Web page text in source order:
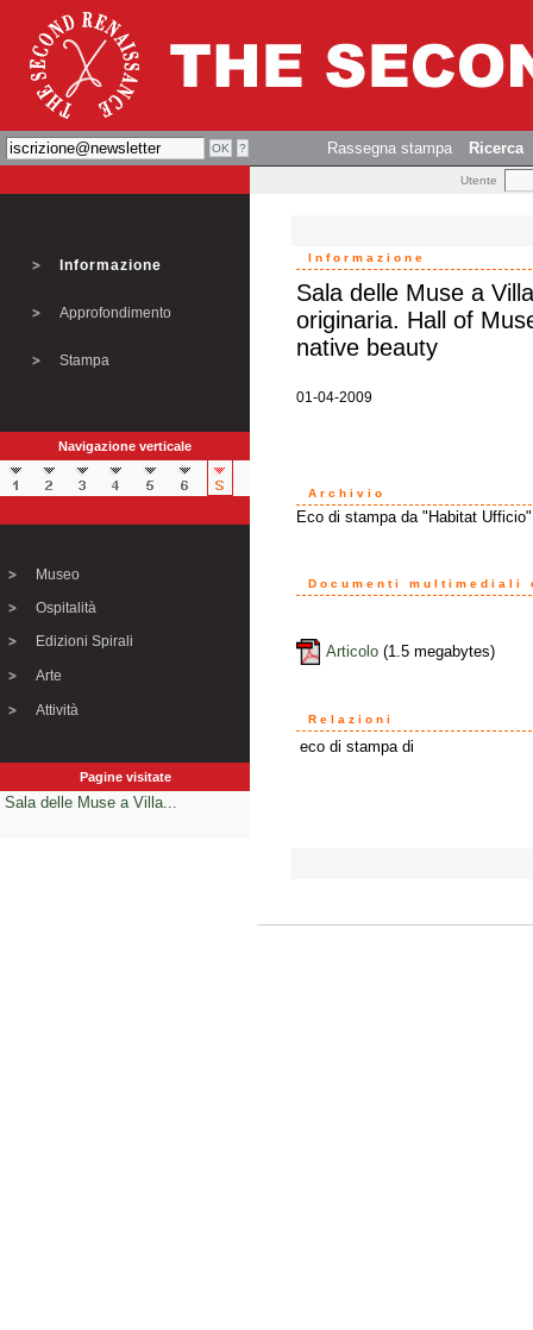
Rassegna stampa Ricerca
Utente
Informazione
Approfondimento
Stampa
Navigazione verticale
Museo
Ospitalità
Edizioni Spirali
Arte
Attività
Pagine visitate
Sala delle Muse a Villa...
Informazione
Sala delle Muse a
originaria. Hall of
native beauty
01-04-2009
Archivio
Eco di stampa da "Habitat Ufficio"
Documenti multimediali
Articolo(1.5 megabytes)
Relazioni
eco di stampa di